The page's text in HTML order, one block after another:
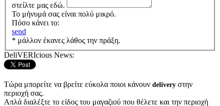
στείλτε μας εδώ.
Το μήνυμά σας είναι πολύ μικρό.
Πόσο κάνει το:
send
* μάλλον έκανες λάθος την πράξη.
DeliVERIcious News:
Τώρα μπορείτε να βρείτε εύκολα ποιοι κάνουν delivery στην
περιοχή σας.
Απλά διαλέξτε το είδος του μαγαζιού που θέλετε και την περιοχή